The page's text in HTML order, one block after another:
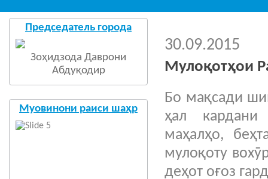
Председатель города
Зоҳидзода Даврони
Абдуқодир
Муовинони раиси шаҳр
30.09.2015
Мулоқотҳои
Бо мақсади
ҳал
маҳалҳо,
мулоқоту
деҳот оғоз